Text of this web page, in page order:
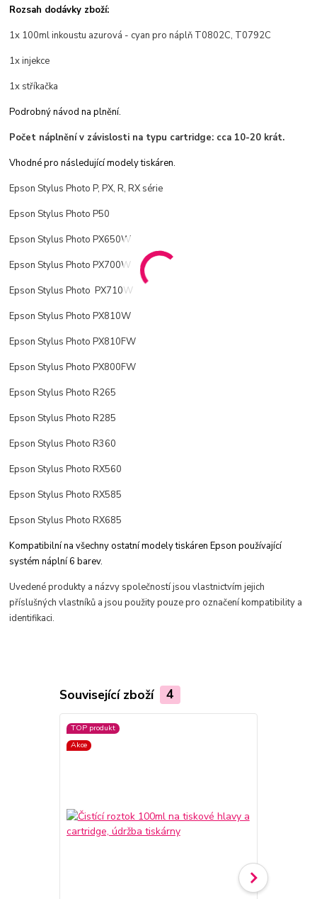
Rozsah dodávky zboží:
1x 100mlinkoustu azurová - cyan pro náplň T0802C, T0792C
1x injekce
1x stříkačka
Podrobný návod na plnění.
Počet náplnění v závislosti na typu cartridge: cca 10-20 krát.
Vhodné pro následující modely tiskáren.
Epson Stylus Photo P, PX, R, RX série
Epson Stylus Photo P50
Epson Stylus Photo PX650W
Epson Stylus Photo PX700W
Epson Stylus Photo PX710W
Epson Stylus Photo PX810W
Epson Stylus Photo PX810FW
Epson Stylus Photo PX800FW
Epson Stylus Photo R265
Epson Stylus Photo R285
Epson Stylus Photo R360
Epson Stylus Photo RX560
Epson Stylus Photo RX585
Epson Stylus Photo RX685
Kompatibilní na všechny ostatní modely tiskáren Epson používající
systém náplní 6 barev.
Uvedené produkty a názvy společností jsou vlastnictvím jejich
příslušných vlastníků a jsou použity pouze pro označení kompatibility a
identifikaci.
Související zboží 4
TOP produkt
Akce